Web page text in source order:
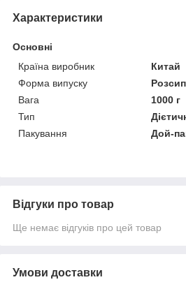
Характеристики
Основні
Країна виробник
Китай
Форма випуску
Вага
1000 г
Тип
Пакування
Дой-
Відгуки про товар
Ще немає відгуків про цей товар
Умови доставки